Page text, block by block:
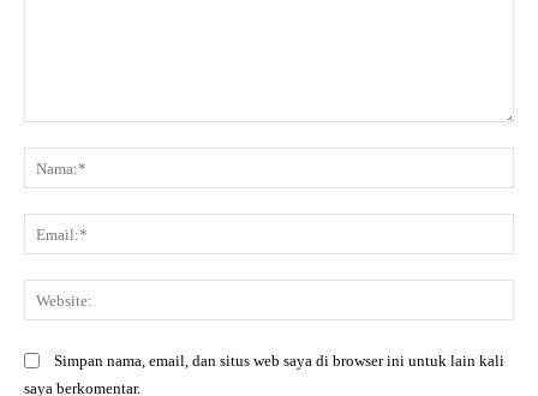
Simpan nama, email, dan situs web saya di browser ini untuk lain kali
saya berkomentar.